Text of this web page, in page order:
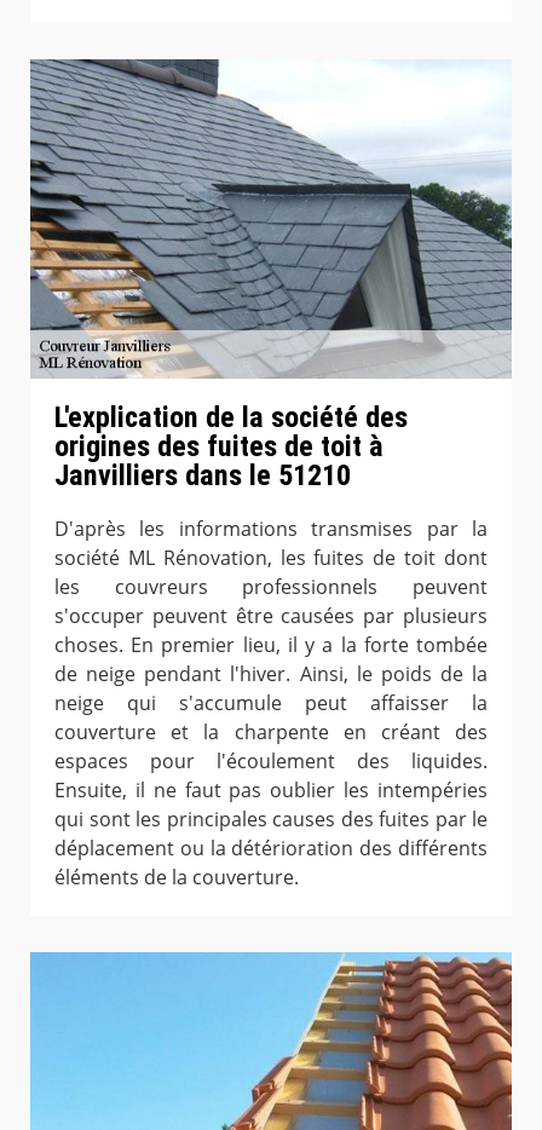
L'explication de la société des
origines des fuites de toit à
Janvilliers dans le 51210
D'après les informations transmises par la
société ML Rénovation, les fuites de toit dont
les couvreurs professionnels peuvent
s'occuper peuvent être causées par plusieurs
choses. En premier lieu, il y a la forte tombée
de neige pendant l'hiver. Ainsi, le poids de la
neige qui s'accumule peut affaisser la
couverture et la charpente en créant des
espaces pour l'écoulement des liquides.
Ensuite, il ne faut pas oublier les intempéries
qui sont les principales causes des fuites par le
déplacement ou la détérioration des différents
éléments de la couverture.